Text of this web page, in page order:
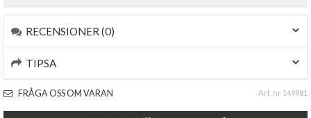
RECENSIONER (0)
TIPSA
FRÅGA OSS OM VARAN Art. nr 149981